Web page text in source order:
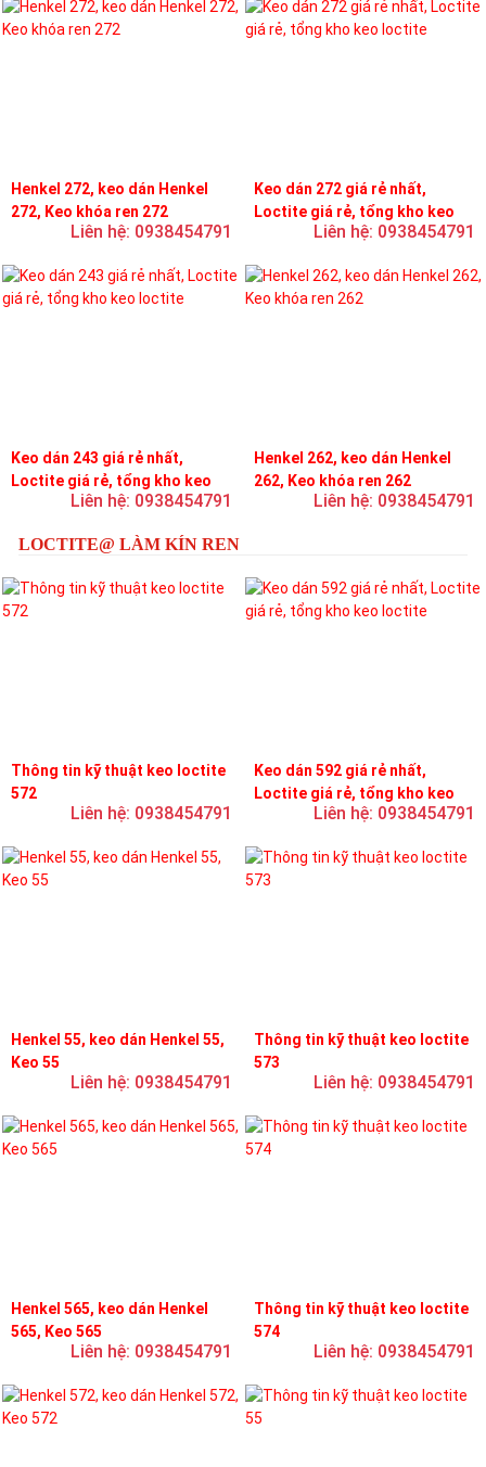
Henkel 272, keo dán Henkel
272, Keo khóa ren 272
Liên hệ: 0938454791
Keo dán 272 giá rẻ nhất,
Loctite giá rẻ, tổng kho keo
Liên hệ: 0938454791
Keo dán 243 giá rẻ nhất,
Loctite giá rẻ, tổng kho keo
Liên hệ: 0938454791
Henkel 262, keo dán Henkel
262, Keo khóa ren 262
Liên hệ: 0938454791
LOCTITE@ LÀM KÍN REN
Thông tin kỹ thuật keo loctite
572
Liên hệ: 0938454791
Keo dán 592 giá rẻ nhất,
Loctite giá rẻ, tổng kho keo
Liên hệ: 0938454791
Henkel 55, keo dán Henkel 55,
Keo 55
Liên hệ: 0938454791
Thông tin kỹ thuật keo loctite
573
Liên hệ: 0938454791
Henkel 565, keo dán Henkel
565, Keo 565
Liên hệ: 0938454791
Thông tin kỹ thuật keo loctite
574
Liên hệ: 0938454791